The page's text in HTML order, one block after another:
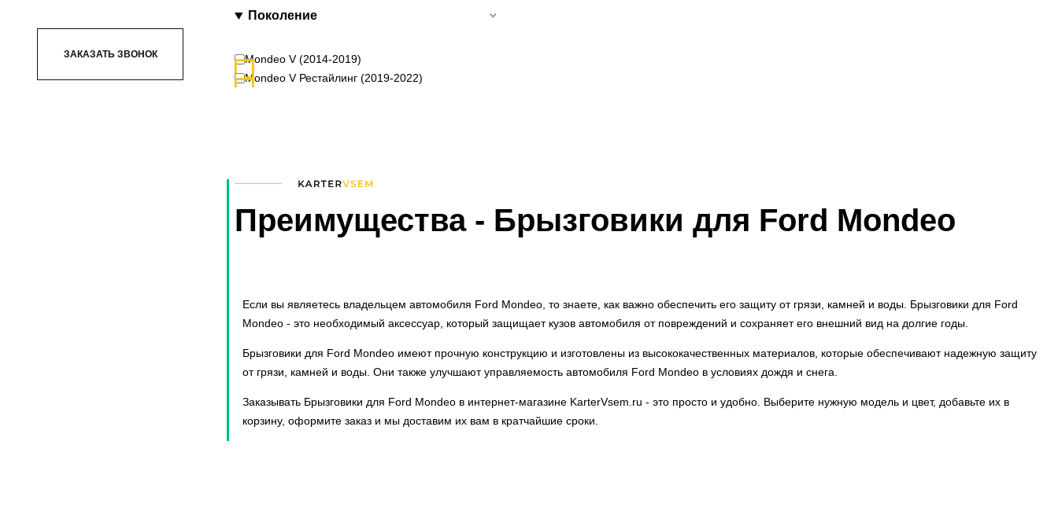
ЗАКАЗАТЬ ЗВОНОК
CX-5
Cobalt
Coolray SX11
Emgrand X7
Explorer
J7
J8
Jetta
Jolion
K5
Kaptur
Поколение
Mondeo V (2014-2019)
Mondeo V Рестайлинг (2019-2022)
Преимущества- Брызговики для Ford Mondeo
Если вы являетесь владельцем автомобиля Ford Mondeo, то знаете, как важно обеспечить его защиту от грязи, камней и воды. Брызговики для Ford
Mondeo - это необходимый аксессуар, который защищает кузов автомобиля от повреждений и сохраняет его внешний вид на долгие годы.
Брызговики для Ford Mondeo имеют прочную конструкцию и изготовлены из высококачественных материалов, которые обеспечивают надежную защиту
от грязи, камней и воды. Они также улучшают управляемость автомобиля Ford Mondeo в условиях дождя и снега.
Заказывать Брызговики для Ford Mondeo в интернет-магазине KarterVsem.ru - это просто и удобно. Выберите нужную модель и цвет, добавьте их в
корзину, оформите заказ и мы доставим их вам в кратчайшие сроки.